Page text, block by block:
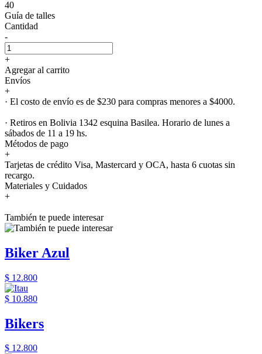
40
Guía de talles
Cantidad
-
+
Agregar al carrito
Envíos
+
· El costo de envío es de $230 para compras menores a $4000.
· Retiros en Bolivia 1342 esquina Basilea. Horario de lunes a
sábados de 11 a 19 hs.
Métodos de pago
+
Tarjetas de crédito Visa, Mastercard y OCA, hasta 6 cuotas sin
recargo.
Materiales y Cuidados
+
También te puede interesar
Biker Azul
$ 12.800
$ 10.880
Bikers
$ 12.800